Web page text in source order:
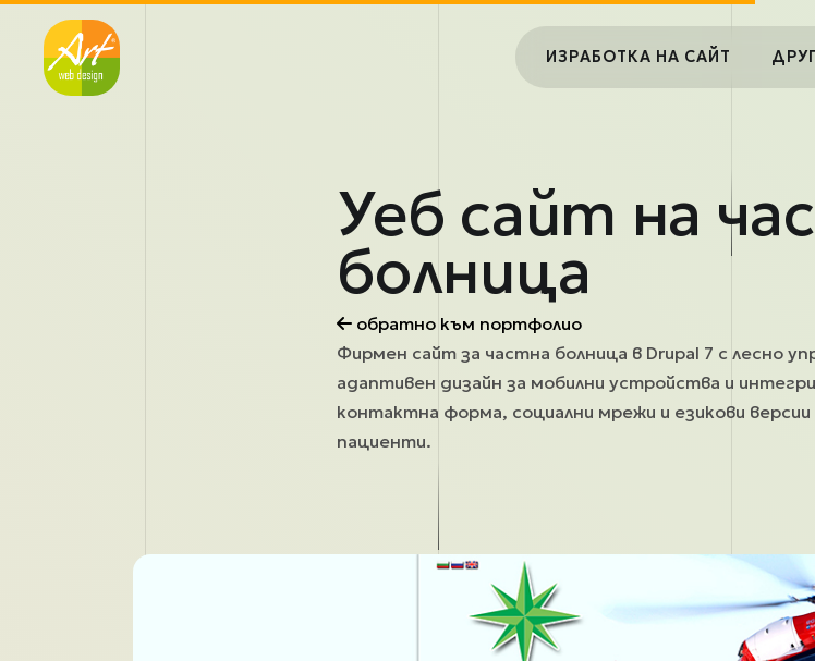
Main navigation
ИЗРАБОТКА НА САЙТ
Уеб сайт на
болница
обратно към портфолио
Фирмен сайт за частна болница в Drupal 7 с лесно
адаптивен дизайн за мобилни устройства и
контактна форма, социални мрежи и езикови версии
пациенти.